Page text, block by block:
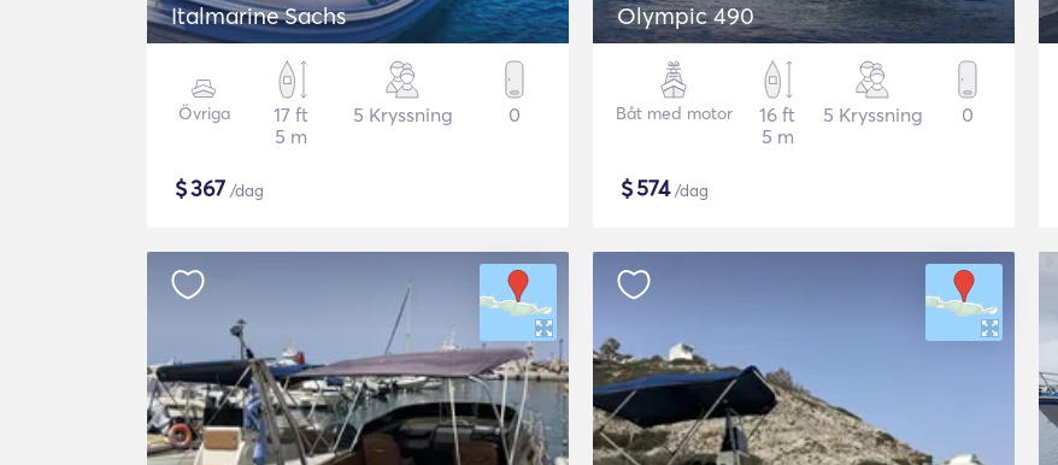
Italmarine Sachs
Övriga
17 ft
5 m
5 Kryssning 0
$367 /dag
Olympic 490
Båt med motor
16 ft
5 m
5 Kryssning 0
$574/dag